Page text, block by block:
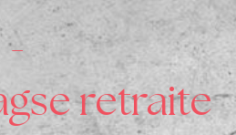
-
retraite